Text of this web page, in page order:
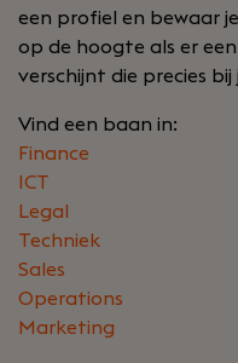
een profiel en bewaar
op de hoogte als er
verschijnt die precies bij
Vind een baan in:
Finance
ICT
Legal
Techniek
Sales
Operations
Marketing